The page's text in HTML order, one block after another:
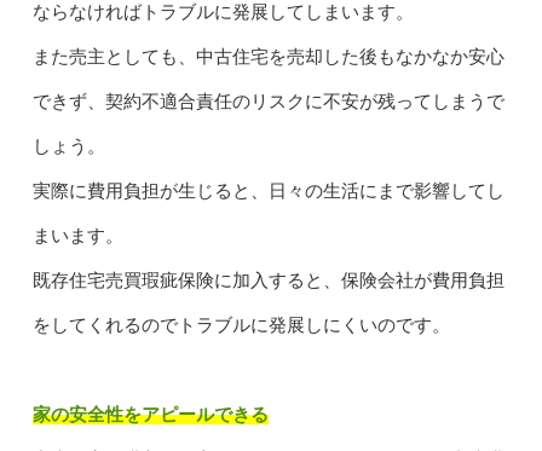
ならなければトラブルに発展してしまいます。
また売主としても、中古住宅を売却した後もなかなか安心
できず、契約不適合責任のリスクに不安が残ってしまうで
しょう。
実際に費用負担が生じると、日々の生活にまで影響してし
まいます。
既存住宅売買瑕疵保険に加入すると、保険会社が費用負担
をしてくれるのでトラブルに発展しにくいのです。
家の安全性をアピールできる